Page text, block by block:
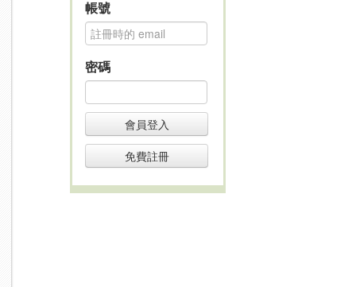
帳號
密碼
會員登入
免費註冊